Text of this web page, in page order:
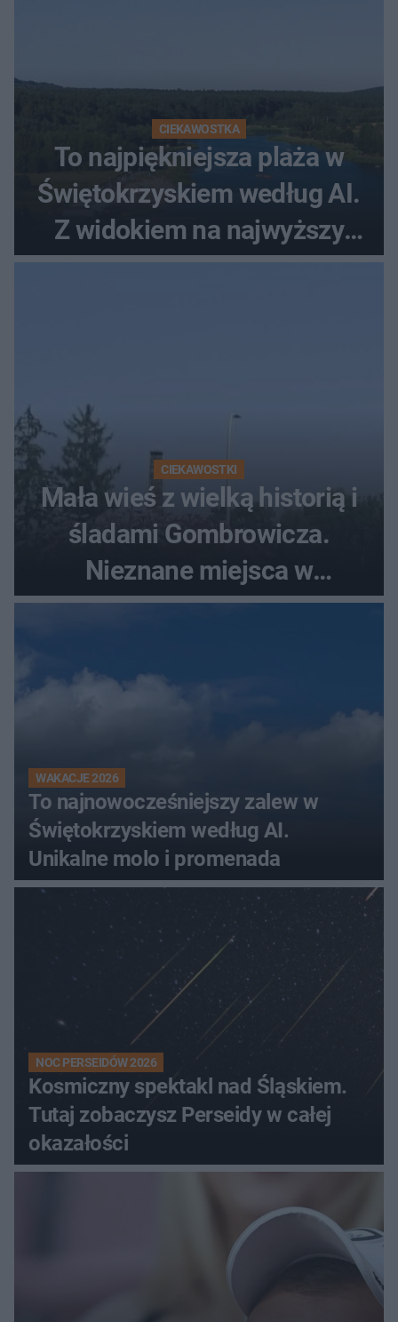
CIEKAWOSTKA
To najpiękniejsza plaża w
Świętokrzyskiem według AI.
Z widokiem na najwyższy
szczyt Gór Świętokrzyskich
CIEKAWOSTKI
Mała wieś z wielką historią i
śladami Gombrowicza.
Nieznane miejsca w
Świętokrzyskiem
WAKACJE 2026
To najnowocześniejszy zalew w
Świętokrzyskiem według AI.
Unikalne molo i promenada
NOC PERSEIDÓW 2026
Kosmiczny spektakl nad Śląskiem.
Tutaj zobaczysz Perseidy w całej
okazałości